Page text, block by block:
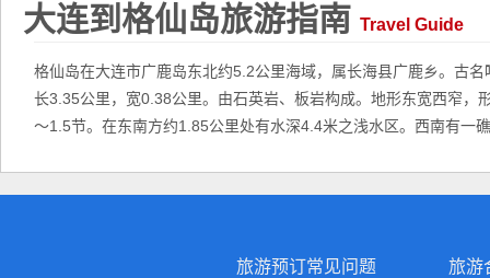
大连到格仙岛旅游指南 Travel Guide
格仙岛在大连市广鹿岛东北约5.2公里海域，属长海县广鹿乡。古
长3.35公里，宽0.38公里。由石英岩、板岩构成。地形东宽西窄
～1.5节。在东南方约1.85公里处有水深4.4米之浅水区。西南有一
旅游预订常见问题 旅游